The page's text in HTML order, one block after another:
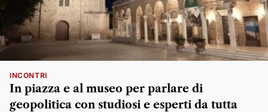
INCONTRI
In piazza e al museo per parlare di
geopolitica con studiosi e esperti da tutta